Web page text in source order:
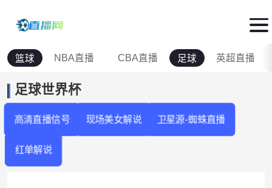
篮球 NBA直播 CBA直播 足球 英超直播
足球世界杯
高清直播信号 现场美女解说 卫星源-蜘蛛直播
红单解说